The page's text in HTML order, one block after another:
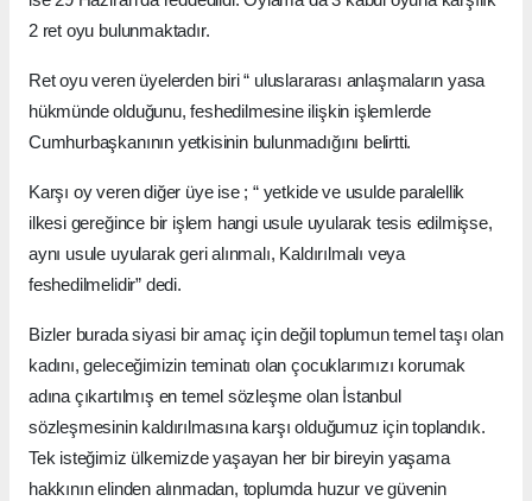
2 ret oyu bulunmaktadır.
Ret oyu veren üyelerden biri “ uluslararası anlaşmaların yasa
hükmünde olduğunu, feshedilmesine ilişkin işlemlerde
Cumhurbaşkanının yetkisinin bulunmadığını belirtti.
Karşı oy veren diğer üye ise ; “ yetkide ve usulde paralellik
ilkesi gereğince bir işlem hangi usule uyularak tesis edilmişse,
aynı usule uyularak geri alınmalı, Kaldırılmalı veya
feshedilmelidir” dedi.
Bizler burada siyasi bir amaç için değil toplumun temel taşı olan
kadını, geleceğimizin teminatı olan çocuklarımızı korumak
adına çıkartılmış en temel sözleşme olan İstanbul
sözleşmesinin kaldırılmasına karşı olduğumuz için toplandık.
Tek isteğimiz ülkemizde yaşayan her bir bireyin yaşama
hakkının elinden alınmadan, toplumda huzur ve güvenin